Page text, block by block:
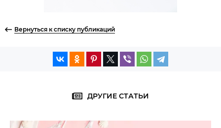
Вернуться к списку публикаций
ДРУГИЕ СТАТЬИ